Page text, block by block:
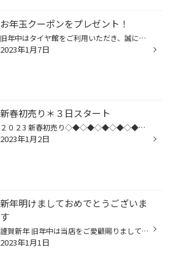
お年玉クーポンをプレゼント！
旧年中はタイヤ館をご利用いただき、誠にありがとうございました。 本年もお客様の安全・安心なカーライフの為、一層努力してまいりますので、 引き続き宜しくお願い申し上げます。 さて、タイヤ館より日頃の感謝を込めまして、 新春特別キャンペーンとして、ブリヂストンのタイヤ購入時にご利用い...
2023年1月7日
新春初売り＊３日スタート
２０２3 新春初売り◇◆◇◆◇◆◇◆◇◆◇◆◇◆◇◆◇◆◇◆◇◆◇ １月３日(火) 朝１０：００～１８：００ １月４日(水)～１月１５日(日)まで 朝１０：0０～１８：３０ ◇◆◇◆◇◆◇◆◇◆◇◆◇◆◇◆◇◆◇◆◇◆◇ 〇◎○新春特典○◎〇 1/３(火)・４(水)・５(木) ３日間限定 タイヤ２本もしくは10,000円(税込)以上、ご購入のお客様に【福箱】...
2023年1月2日
新年明けましておめでとうございま
す
謹賀新年 旧年中は当店をご愛顧賜りましてありがとうございました。 本年もどうぞよろしくお願い申し上げます。 新年は 3日（火）10時より 営業いたします。 沢山のご来店を心よりお待ちしております。 皆様にとって良い１年となりますように・゜・。゜・。＊
2023年1月1日